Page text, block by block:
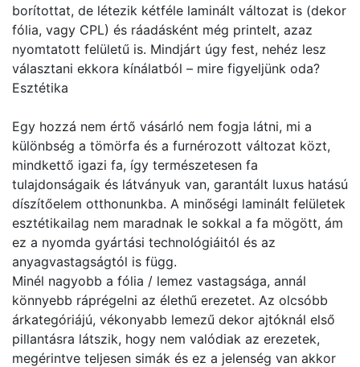
borítottat, de létezik kétféle laminált változat is (dekor
fólia, vagy CPL) és ráadásként még printelt, azaz
nyomtatott felületű is. Mindjárt úgy fest, nehéz lesz
választani ekkora kínálatból – mire figyeljünk oda?
Esztétika
Egy hozzá nem értő vásárló nem fogja látni, mi a
különbség a tömörfa és a furnérozott változat közt,
mindkettő igazi fa, így természetesen fa
tulajdonságaik és látványuk van, garantált luxus hatású
díszítőelem otthonunkba. A minőségi laminált felületek
esztétikailag nem maradnak le sokkal a fa mögött, ám
ez a nyomda gyártási technológiáitól és az
anyagvastagságtól is függ.
Minél nagyobb a fólia / lemez vastagsága, annál
könnyebb ráprégelni az élethű erezetet. Az olcsóbb
árkategóriájú, vékonyabb lemezű dekor ajtóknál első
pillantásra látszik, hogy nem valódiak az erezetek,
megérintve teljesen simák és ez a jelenség van akkor